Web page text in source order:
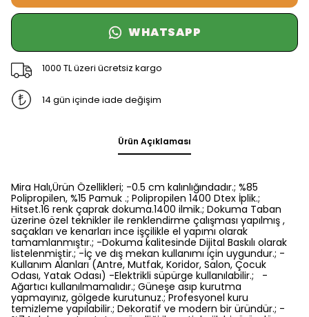
WHATSAPP
1000 TL üzeri ücretsiz kargo
14 gün içinde iade değişim
Ürün Açıklaması
Mira Halı,Ürün Özellikleri; -0.5 cm kalınlığındadır.; %85
Polipropilen, %15 Pamuk .; Polipropilen 1400 Dtex İplik.;
Hitset.16 renk çaprak dokuma.1400 ilmik.; Dokuma Taban
üzerine özel teknikler ile renklendirme çalışması yapılmış ,
saçakları ve kenarları ince işçilikle el yapımı olarak
tamamlanmıştır.; -Dokuma kalitesinde Dijital Baskılı olarak
listelenmiştir.; -İç ve dış mekan kullanımı için uygundur.; -
Kullanım Alanları (Antre, Mutfak, Koridor, Salon, Çocuk
Odası, Yatak Odası) -Elektrikli süpürge kullanılabilir.; -
Ağartıcı kullanılmamalıdır.; Güneşe asıp kurutma
yapmayınız, gölgede kurutunuz.; Profesyonel kuru
temizleme yapılabilir.; Dekoratif ve modern bir üründür.; -